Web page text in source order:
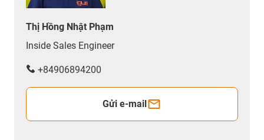
Thị Hồng Nhật Phạm
Inside Sales Engineer
+84906894200
Gửi e-mail